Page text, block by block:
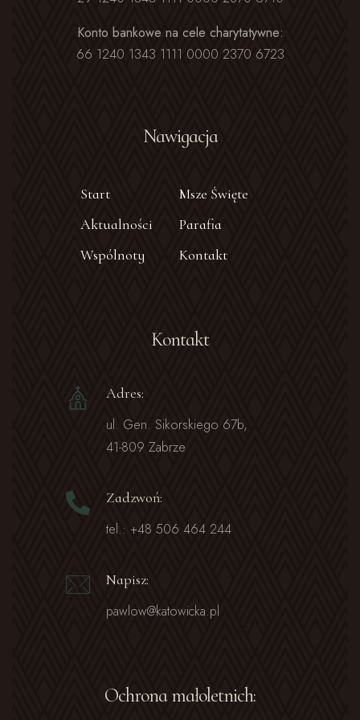
Konto bankowe na cele charytatywne:
66 1240 1343 1111 0000 2370 6723
Nawigacja
Start
Msze Święte
Aktualności
Parafia
Wspólnoty
Kontakt
Kontakt
Adres:
ul. Gen. Sikorskiego 67b,
41-809 Zabrze
Zadzwoń:
tel.: +48 506 464 244
Napisz:
pawlow@katowicka.pl
Ochrona małoletnich: